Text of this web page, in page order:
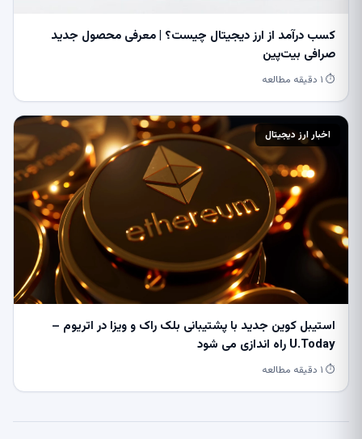
کسب درآمد از ارز دیجیتال چیست؟ | معرفی محصول جدید
صرافی بیت‌پین
⏱ ۱ دقیقه مطالعه
اخبار ارز دیجیتال
استیبل کوین جدید با پشتیبانی بلک راک و ویزا در اتریوم –
U.Today راه اندازی می شود
⏱ ۱ دقیقه مطالعه